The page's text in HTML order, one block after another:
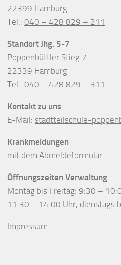
22399 Hamburg
Tel.: 040 – 428 829 – 211
Standort Jhg. 5-7
Poppenbüttler Stieg 7
22339 Hamburg
Tel.: 040 – 428 829 – 311
Kontakt zu uns
E-Mail: stadtteilschule-
Krankmeldungen
mit dem Abmeldeformular
Öffnungszeiten Verwaltung
Montag bis Freitag: 9:30 –
11:30 – 14:00 Uhr, dienstags
Impressum